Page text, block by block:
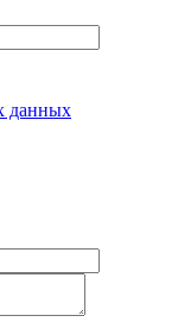
данных